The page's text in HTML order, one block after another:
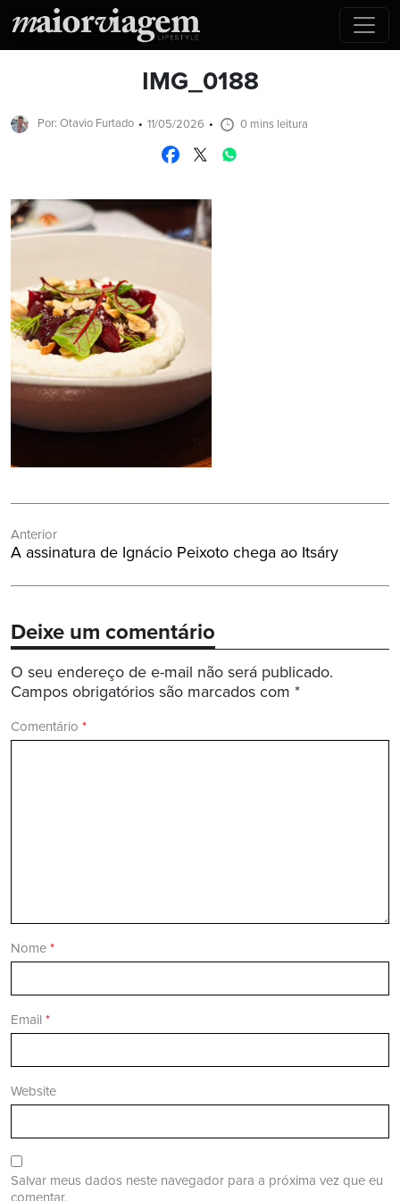
IMG_0188
Por: Otavio Furtado 11/05/2026 0 mins leitura
de
Anterior
Post
A assinatura de Ignácio Peixoto chega ao Itsáry
Deixe um comentário
O seu endereço de e-mail não será publicado.
Campos obrigatórios são marcados com *
Comentário *
Nome *
Email *
Website
Salvar meus dados neste navegador para a próxima vez que eu